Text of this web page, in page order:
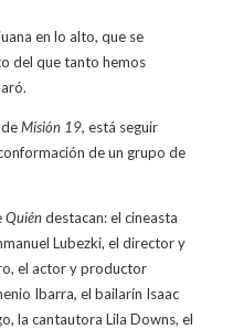
en lo alto, que se
del que tanto hemos
Misión 19, está seguir
de un grupo de
Quiéndestacan: el cineasta
Lubezki, el director y
el actor y productor
Ibarra, el bailarín Isaac
la cantautora Lila Downs, el